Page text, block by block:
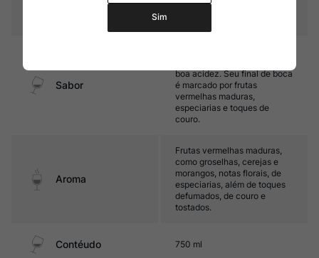
Sabor
boa acidez. Seu final de boca
é marcado por frutas
vermelhas maduras,
especiarias e toques de
couro.
Aroma
Frutas vermelhas maduras,
como groselhas, cerejas e
morangos, notas florais, de
especiarias, além de toques
defumados, de couro e
tostados.
Contéudo 750 ml
Sim